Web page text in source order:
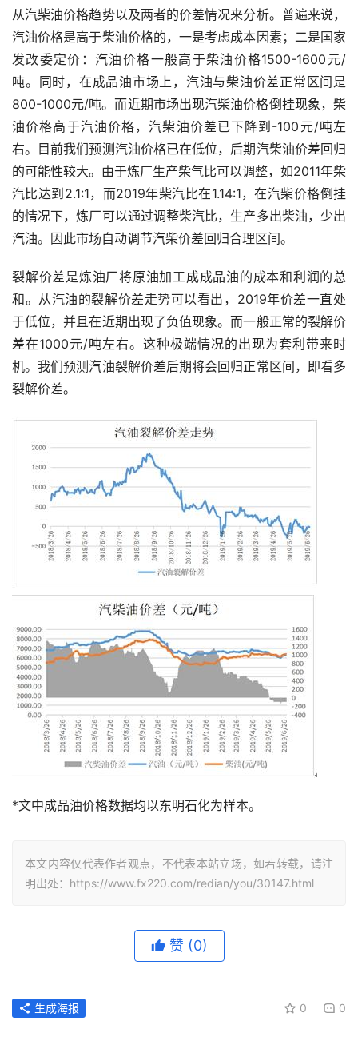
从汽柴油价格趋势以及两者的价差情况来分析。普遍来说，
汽油价格是高于柴油价格的，一是考虑成本因素；二是国家
发改委定价：汽油价格一般高于柴油价格1500-1600元/
吨。同时，在成品油市场上，汽油与柴油价差正常区间是
800-1000元/吨。而近期市场出现汽柴油价格倒挂现象，柴
油价格高于汽油价格，汽柴油价差已下降到-100元/吨左
右。目前我们预测汽油价格已在低位，后期汽柴油价差回归
的可能性较大。由于炼厂生产柴气比可以调整，如2011年柴
汽比达到2.1:1，而2019年柴汽比在1.14:1，在汽柴价格倒挂
的情况下，炼厂可以通过调整柴汽比，生产多出柴油，少出
汽油。因此市场自动调节汽柴价差回归合理区间。
裂解价差是炼油厂将原油加工成成品油的成本和利润的总
和。从汽油的裂解价差走势可以看出，2019年价差一直处
于低位，并且在近期出现了负值现象。而一般正常的裂解价
差在1000元/吨左右。这种极端情况的出现为套利带来时
机。我们预测汽油裂解价差后期将会回归正常区间，即看多
裂解价差。
*文中成品油价格数据均以东明石化为样本。
本文内容仅代表作者观点，不代表本站立场，如若转载，请注
明出处：https://www.fx220.com/redian/you/30147.html
赞 (0)
0 0
生成海报